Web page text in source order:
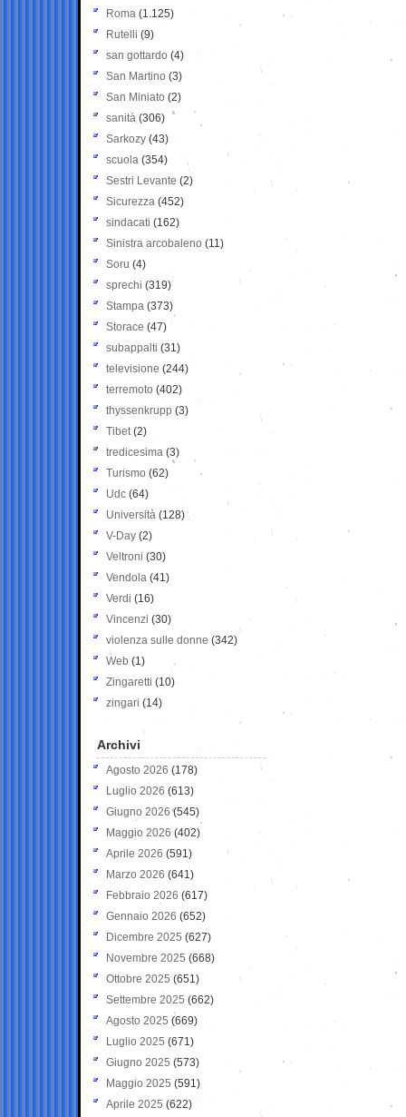
Roma (1.125)
Rutelli (9)
san gottardo (4)
San Martino (3)
San Miniato (2)
sanità (306)
Sarkozy (43)
scuola (354)
Sestri Levante (2)
Sicurezza (452)
sindacati (162)
Sinistra arcobaleno (11)
Soru (4)
sprechi (319)
Stampa (373)
Storace (47)
subappalti (31)
televisione(244)
terremoto (402)
thyssenkrupp (3)
Tibet(2)
tredicesima (3)
Turismo (62)
Udc (64)
Università (128)
V-Day (2)
Veltroni (30)
Vendola (41)
Verdi (16)
Vincenzi (30)
violenza sulle donne (342)
Web (1)
Zingaretti (10)
zingari (14)
Archivi
Agosto 2026 (178)
Luglio 2026 (613)
Giugno 2026 (545)
Maggio 2026 (402)
Aprile 2026 (591)
Marzo 2026 (641)
Febbraio 2026 (617)
Gennaio 2026 (652)
Dicembre 2025 (627)
Novembre 2025 (668)
Ottobre 2025 (651)
Settembre 2025 (662)
Agosto 2025 (669)
Luglio 2025 (671)
Giugno 2025 (573)
Maggio 2025 (591)
Aprile 2025 (622)